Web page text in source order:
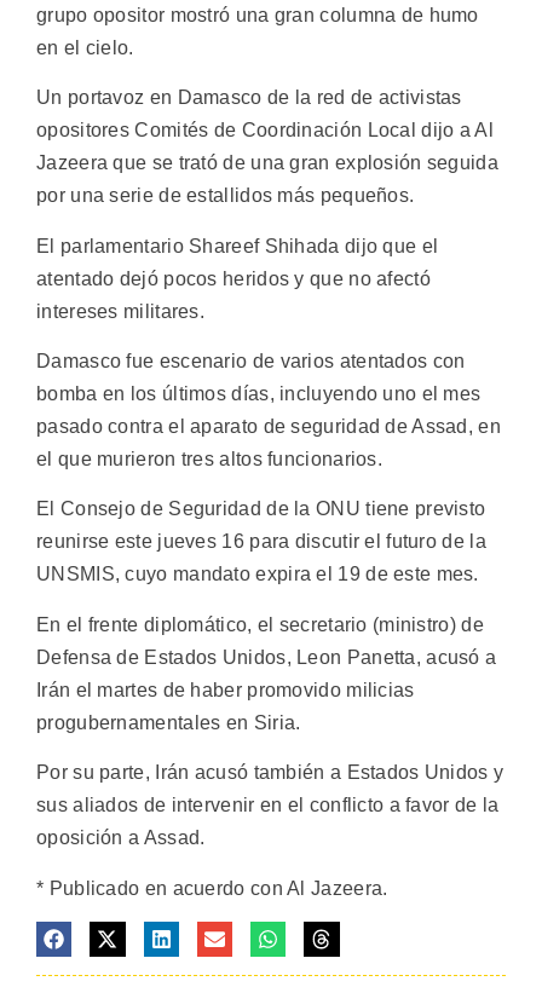
grupo opositor mostró una gran columna de humo
en el cielo.
Un portavoz en Damasco de la red de activistas
opositores Comités de Coordinación Local dijo a Al
Jazeera que se trató de una gran explosión seguida
por una serie de estallidos más pequeños.
El parlamentario Shareef Shihada dijo que el
atentado dejó pocos heridos y que no afectó
intereses militares.
Damasco fue escenario de varios atentados con
bomba en los últimos días, incluyendo uno el mes
pasado contra el aparato de seguridad de Assad, en
el que murieron tres altos funcionarios.
El Consejo de Seguridad de la ONU tiene previsto
reunirse este jueves 16 para discutir el futuro de la
UNSMIS, cuyo mandato expira el 19 de este mes.
En el frente diplomático, el secretario (ministro) de
Defensa de Estados Unidos, Leon Panetta, acusó a
Irán el martes de haber promovido milicias
progubernamentales en Siria.
Por su parte, Irán acusó también a Estados Unidos y
sus aliados de intervenir en el conflicto a favor de la
oposición a Assad.
* Publicado en acuerdo con Al Jazeera.